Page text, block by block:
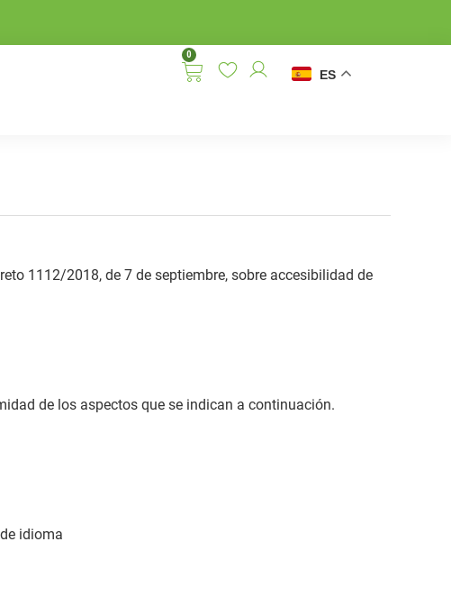
0
ES
1112/2018, de 7 de septiembre, sobre accesibilidad de
de los aspectos que se indican a continuación.
idioma